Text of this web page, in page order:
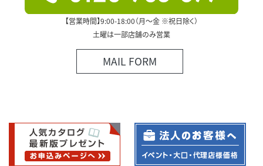
【営業時間】9:00-18:00（月～金 ※祝日除く）
土曜は一部店舗のみ営業
MAIL FORM